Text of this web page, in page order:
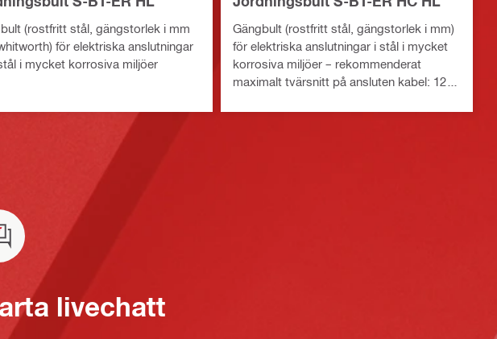
(rostfritt stål, gängstorlek i mm
för elektriska anslutningar
i mycket korrosiva miljöer
Gängbult (rostfritt stål, gängstorlek i mm)
för elektriska anslutningar i stål i mycket
korrosiva miljöer – rekommenderat
maximalt tvärsnitt på ansluten kabel: 120
livechatt